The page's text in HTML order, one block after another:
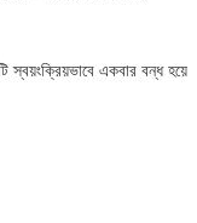
স্বয়ংক্রিয়ভাবে একবার বন্ধ হয়ে